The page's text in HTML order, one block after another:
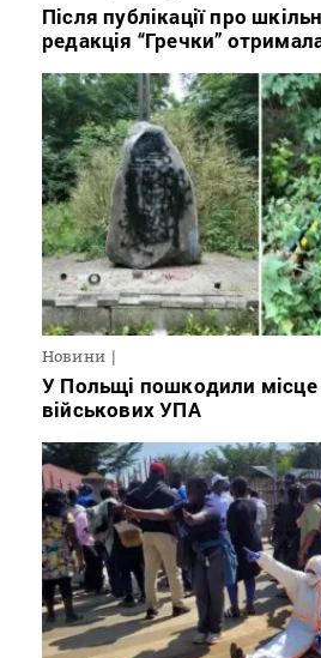
Після публікації про
редакція “Гречки”
Новини
У Польщі пошкодили місце
військових УПА